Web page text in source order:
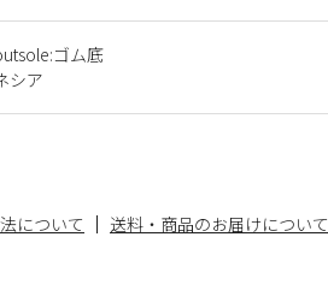
ゴム底
シア
について
送料・商品のお届けについて